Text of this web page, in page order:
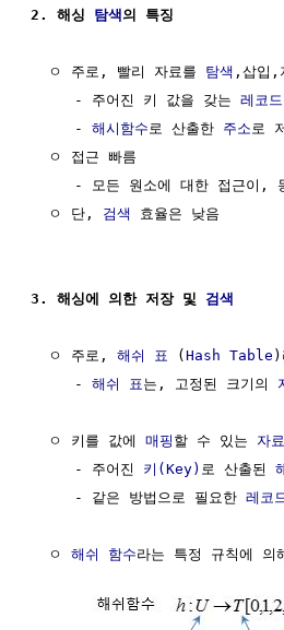
2. 해싱 탐색의 특징
  ㅇ 주로, 빨리 자료를
탐색 ,삽입,
     - 주어진 키 값을 갖는
레코드
     -
해시함수 로 산출한 주소 로
  ㅇ 접근 빠름
- 모든 원소에 대한 접근이,
  ㅇ 단,
검색 효율은 낮음
3. 해싱에 의한 저장 및 검색
  ㅇ 주로,
해쉬 표 (Hash Table )
     -
해쉬 표는, 고정된 크기의
  ㅇ 키를 값에
매핑 할 수 있는 자
     - 주어진
키(Key) 로 산출된
     - 같은 방법으로 필요한
레코
  ㅇ
해쉬 함수라는 특정 규칙에 의